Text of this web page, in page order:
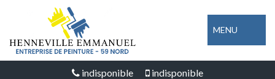
MENU
indisponible indisponible